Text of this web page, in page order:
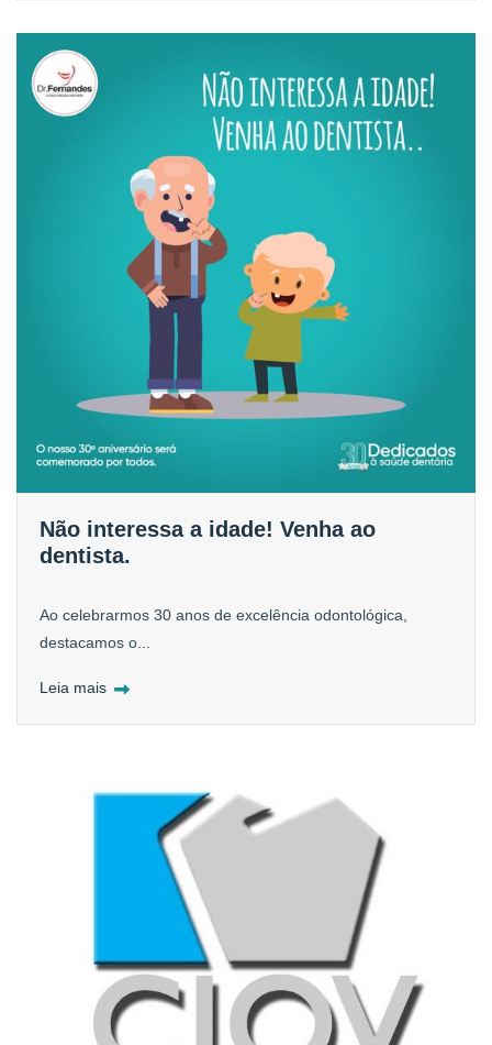
Não interessa a idade! Venha ao
dentista.
Ao celebrarmos 30 anos de excelência odontológica,
destacamos o...
Leia mais